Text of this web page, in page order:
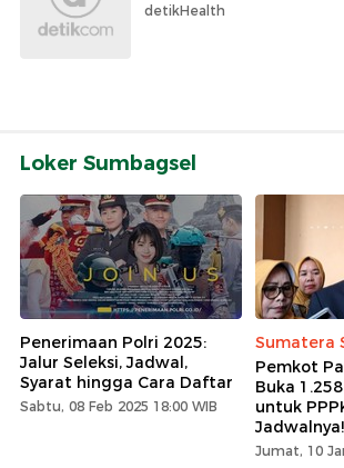
detikHealth
Loker Sumbagsel
Penerimaan Polri 2025:
Jalur Seleksi, Jadwal,
Syarat hingga Cara Daftar
Sabtu, 08 Feb 2025 18:00 WIB
Sumatera
Pemkot
Buka
untuk
Jadwalnya!
Jumat, 10